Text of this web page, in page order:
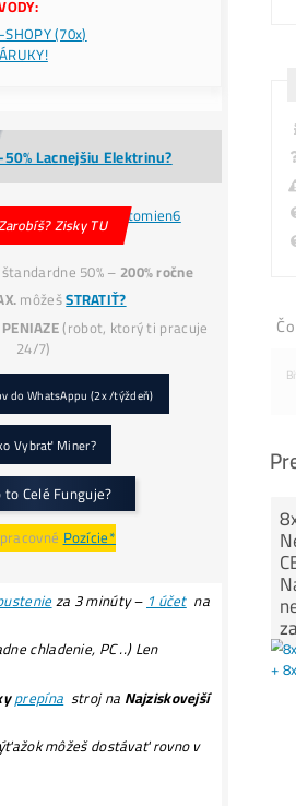
Alternative:
15-min
(Ako to
*Ako Kúpiť BTC o-40%
BTCna burzách – Ťažbou ho
Prečo My?
💥Druhý Miner
0,5THv hodnote 153€
), ktorý Ti
zmení Ti život?)
dph).
Servisná
(miner+účty) – Či
..pokračovanie TU
!POZOR naPODVODY:
Podvodné E-